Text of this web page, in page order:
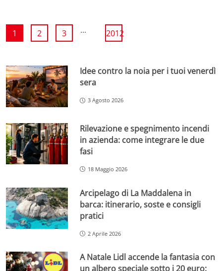
1 2 3 ... 2012
Idee contro la noia per i tuoi venerdì
sera
3 Agosto 2026
Rilevazione e spegnimento incendi
in azienda: come integrare le due
fasi
18 Maggio 2026
Arcipelago di La Maddalena in
barca: itinerario, soste e consigli
pratici
2 Aprile 2026
A Natale Lidl accende la fantasia con
un albero speciale sotto i 20 euro: